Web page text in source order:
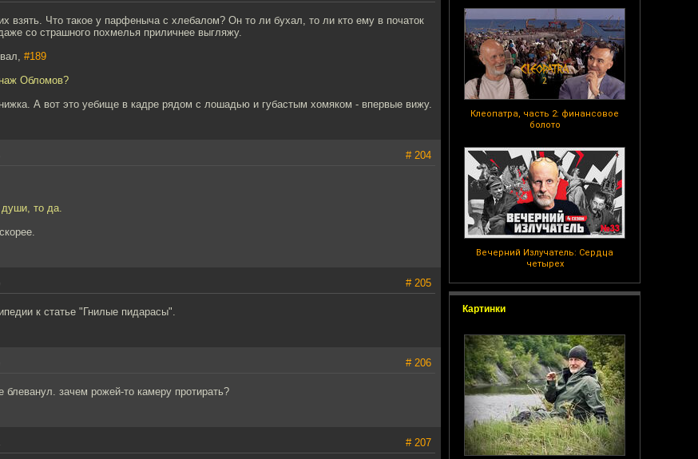
Клеопатра, часть 2: финансовое
болото
Вечерний Излучатель: Сердца
четырех
Картинки
взять. Что такое у парфеныча с хлебалом? Он то ли бухал, то ли кто ему в початок
со страшного похмелья приличнее выгляжу.
#189
Обломов?
А вот это уебище в кадре рядом с лошадью и губастым хомяком - впервые вижу.
# 204
то да.
# 205
к статье "Гнилые пидарасы".
# 206
блеванул. зачем рожей-то камеру протирать?
# 207